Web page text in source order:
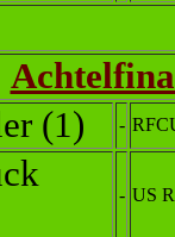
(1) -
- US